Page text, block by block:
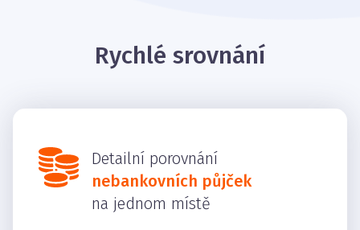
Rychlé srovnání
Detailní porovnání
nebankovních půjček
na jednom místě